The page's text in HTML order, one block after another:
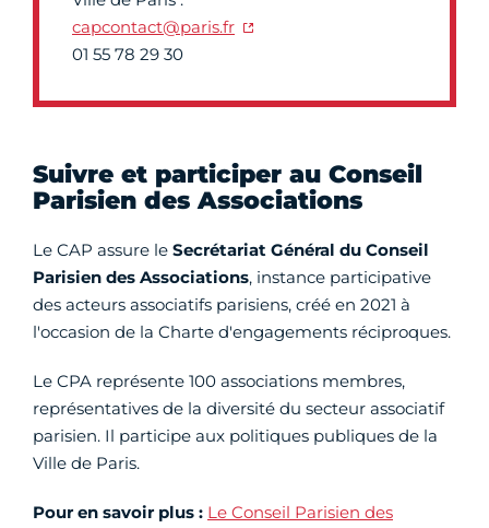
capcontact@paris.fr
01 55 78 29 30
Suivre et participer au Conseil
Parisien des Associations
Le CAP assure le Secrétariat Général du Conseil
Parisien des Associations, instance participative
des acteurs associatifs parisiens, créé en 2021 à
l'occasion de la Charte d'engagements réciproques.
Le CPA représente 100 associations membres,
représentatives de la diversité du secteur associatif
parisien. Il participe aux politiques publiques de la
Ville de Paris.
Pour en savoir plus : Le Conseil Parisien des